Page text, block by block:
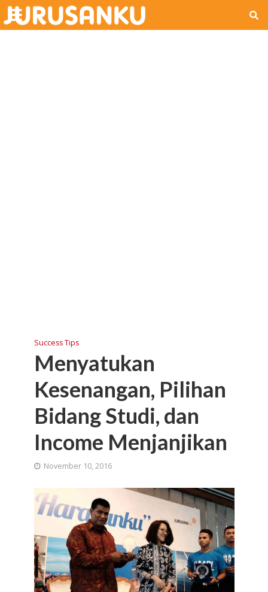
Success Tips
Menyatukan
Kesenangan, Pilihan
Bidang Studi, dan
Income Menjanjikan
November 10, 2016